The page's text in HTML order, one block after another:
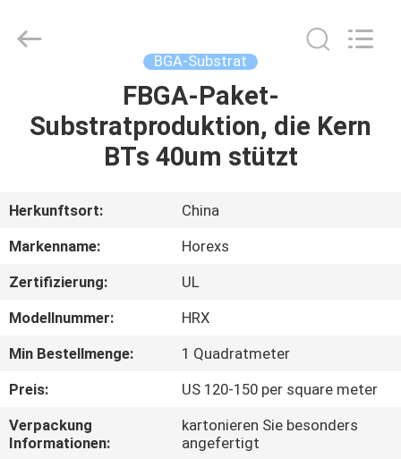
PRODUKTE
ÜBER
UNS
FABRIK-
AUSFLUG
QUALITÄTSKONTROLLE
TRETEN
Co.,Ltd..
BGA-Substrat
FBGA-Paket-
Substratproduktion, die Kern
BTs 40um stützt
Herkunftsort:
China
Markenname:
Horexs
Zertifizierung:
UL
Modellnummer:
HRX
Min Bestellmenge:
1 Quadratmeter
Preis:
US 120-150 per square meter
Verpackung
Informationen:
kartonieren Sie besonders
angefertigt